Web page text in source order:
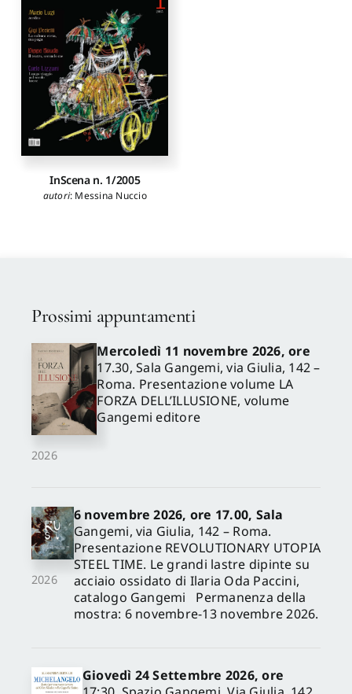
InScena n. 1/2005
autori: Messina Nuccio
Prossimi appuntamenti
2026
Mercoledì 11 novembre 2026, ore
17.30, Sala Gangemi, via Giulia, 142 –
Roma. Presentazione volume LA
FORZA DELL’ILLUSIONE, volume
Gangemi editore
2026
6 novembre 2026, ore 17.00, Sala
Gangemi, via Giulia, 142 – Roma.
Presentazione REVOLUTIONARY UTOPIA
STEEL TIME. Le grandi lastre dipinte su
acciaio ossidato di Ilaria Oda Paccini,
catalogo Gangemi Permanenza della
mostra: 6 novembre-13 novembre 2026.
Giovedì 24 Settembre 2026, ore